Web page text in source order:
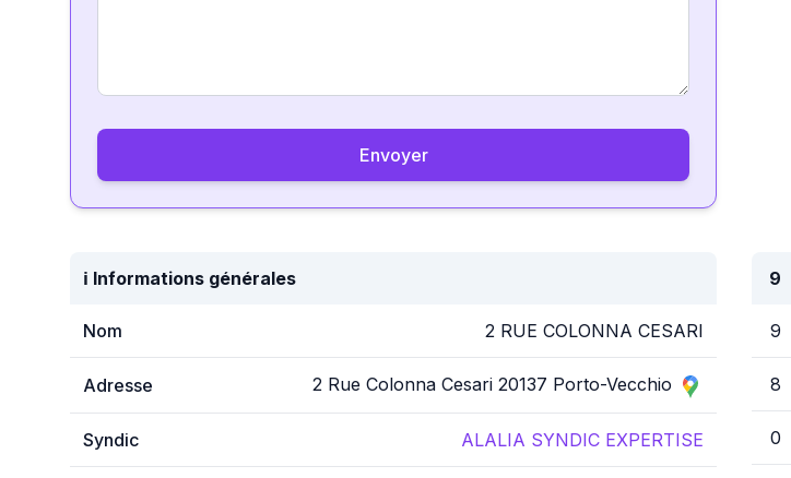
Envoyer
ℹ️ Informations générales
Nom 2 RUE COLONNA CESARI
Adresse 2 Rue Colonna Cesari 20137 Porto-Vecchio
Syndic ALALIA SYNDIC EXPERTISE
9
9
8
0